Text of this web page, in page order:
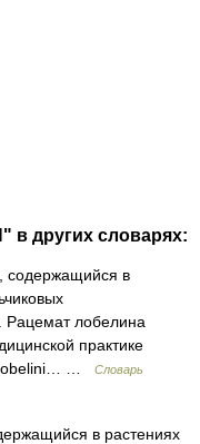
в других словарях:
содержащийся в
Рацемат лобелина
практике
…
Словарь
в растениях